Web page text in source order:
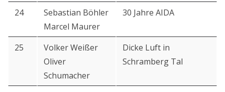
24
Sebastian Böhler
Marcel Maurer
30 Jahre AIDA
25
Volker Weißer
Oliver
Schumacher
Dicke Luft in
Schramberg Tal